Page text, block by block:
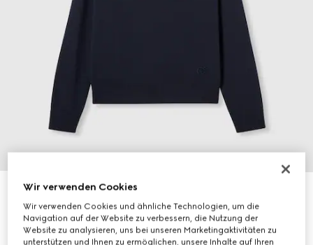
Poloshirt aus extrafeiner Wolle
€ 770
Variantenmarineblau
Wir verwenden Cookies
Wir verwenden Cookies und ähnliche Technologien, um die
Navigation auf der Website zu verbessern, die Nutzung der
Website zu analysieren, uns bei unseren Marketingaktivitäten zu
unterstützen und Ihnen zu ermöglichen, unsere Inhalte auf Ihren